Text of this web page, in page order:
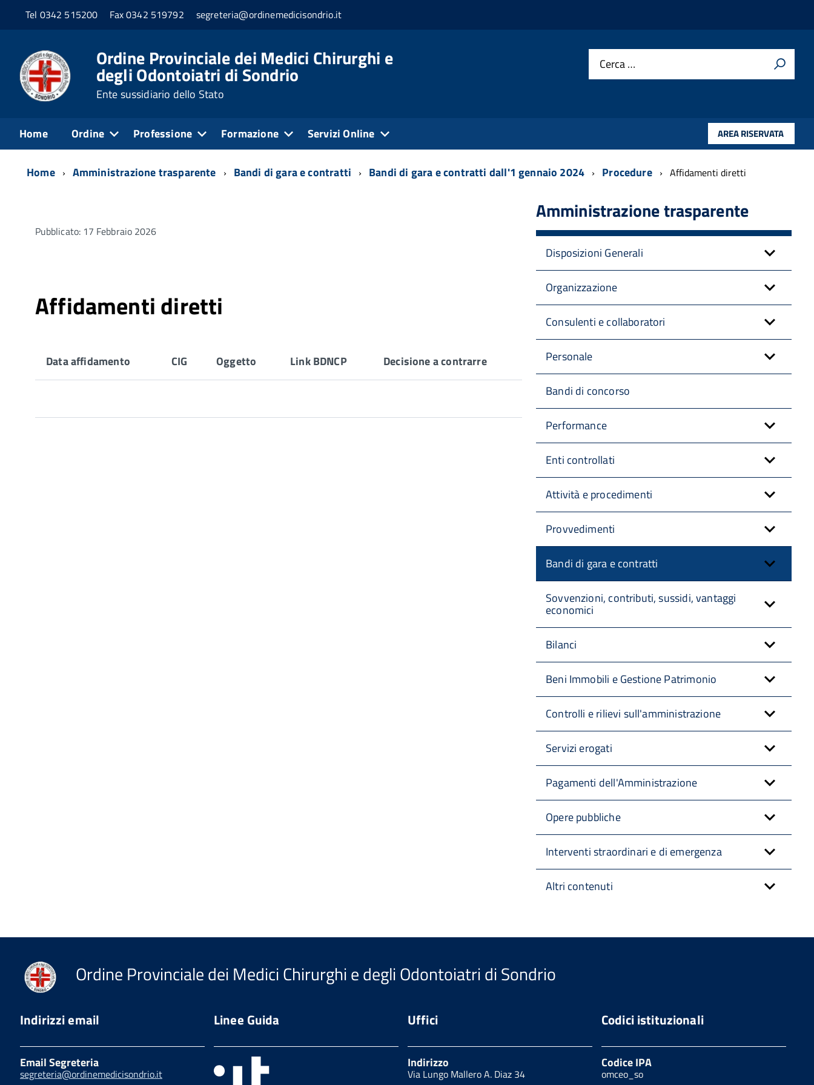
Tel 0342 515200 Fax 0342 519792 segreteria@ordinemedicisondrio.it
Ordine Provinciale dei Medici Chirurghi e
degli Odontoiatri di Sondrio
Ente sussidiario dello Stato
Cerca …
Home Ordine Professione Formazione Servizi Online AREA RISERVATA
Home Amministrazione trasparente Bandi di gara e contratti Bandi di gara e contratti dall'1 gennaio 2024 Procedure Affidamenti diretti
Pubblicato: 17 Febbraio 2026
Affidamenti diretti
Data affidamento CIG Oggetto Link BDNCP Decisione a contrarre
Amministrazione trasparente
Disposizioni Generali
Organizzazione
Consulenti e collaboratori
Personale
Bandi di concorso
Performance
Enti controllati
Attività e procedimenti
Provvedimenti
Bandi di gara e contratti
Sovvenzioni, contributi, sussidi, vantaggi
economici
Bilanci
Beni Immobili e Gestione Patrimonio
Controlli e rilievi sull'amministrazione
Servizi erogati
Pagamenti dell'Amministrazione
Opere pubbliche
Interventi straordinari e di emergenza
Altri contenuti
Ordine Provinciale dei Medici Chirurghi e degli Odontoiatri di Sondrio
Indirizzi email
Email Segreteria
segreteria@ordinemedicisondrio.it
Linee Guida Uffici
Indirizzo
Via Lungo Mallero A. Diaz 34
Codici istituzionali
Codice IPA
omceo_so